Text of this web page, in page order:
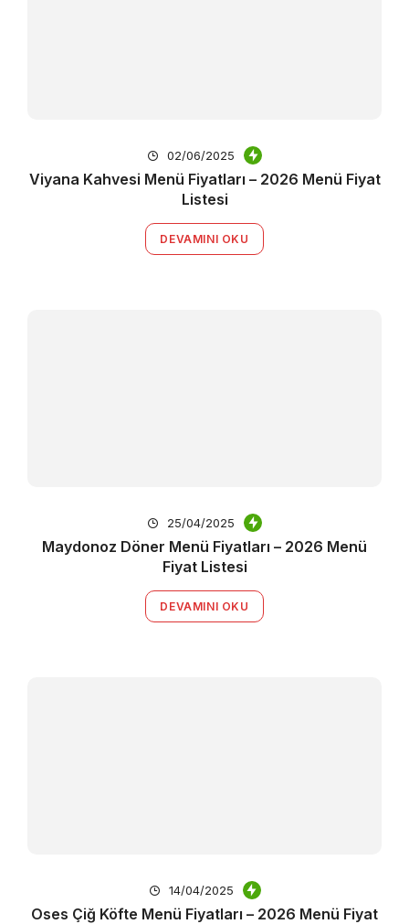
02/06/2025
Viyana Kahvesi Menü Fiyatları – 2026 Menü Fiyat
Listesi
DEVAMINI OKU
25/04/2025
Maydonoz Döner Menü Fiyatları – 2026 Menü
Fiyat Listesi
DEVAMINI OKU
14/04/2025
Oses Çiğ Köfte Menü Fiyatları – 2026 Menü Fiyat